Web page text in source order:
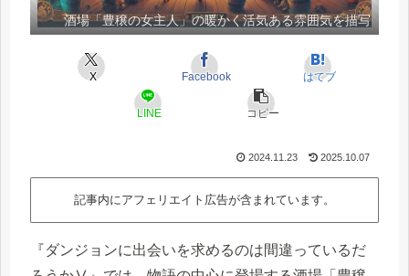
酒場「豊穣の女主人」の暖かく活気ある雰囲気を描写
X Facebook はてブ
LINE コピー
2024.11.23 2025.10.07
記事内にアフェリエイト広告が含まれています。
『ダンジョンに出会いを求めるのは間違っているだ